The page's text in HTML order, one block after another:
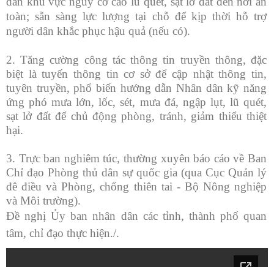
toàn; sẵn sàng lực lượng tại chỗ để kịp thời hỗ trợ
người dân khắc phục hậu quả (nếu có).
2. Tăng cường công tác thông tin truyền thông, đặc
biệt là tuyến thông tin cơ sở để cập nhật thông tin,
tuyên truyền, phổ biến hướng dẫn Nhân dân kỹ năng
ứng phó mưa lớn, lốc, sét, mưa đá, ngập lụt, lũ quét,
sạt lở đất để chủ động phòng, tránh, giảm thiểu thiệt
hại.
3. Trực ban nghiêm túc, thường xuyên báo cáo về Ban
Chỉ đạo Phòng thủ dân sự quốc gia (qua Cục Quản lý
đê điều và Phòng, chống thiên tai - Bộ Nông nghiệp
và Môi trường).
Đề nghị Ủy ban nhân dân các tỉnh, thành phố quan
tâm, chỉ đạo thực hiện./.